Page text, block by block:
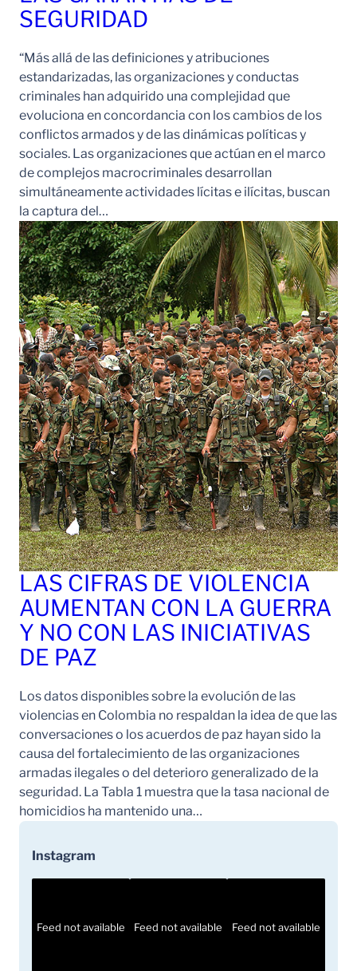
SEGURIDAD
“Más allá de las definiciones y atribuciones
estandarizadas, las organizaciones y conductas
criminales han adquirido una complejidad que
evoluciona en concordancia con los cambios de los
conflictos armados y de las dinámicas políticas y
sociales. Las organizaciones que actúan en el marco
de complejos macrocriminales desarrollan
simultáneamente actividades lícitas e ilícitas, buscan
la captura del…
LAS CIFRAS DE VIOLENCIA
AUMENTAN CON LA GUERRA
Y NO CON LAS INICIATIVAS
DE PAZ
Los datos disponibles sobre la evolución de las
violencias en Colombia no respaldan la idea de que las
conversaciones o los acuerdos de paz hayan sido la
causa del fortalecimiento de las organizaciones
armadas ilegales o del deterioro generalizado de la
seguridad. La Tabla 1 muestra que la tasa nacional de
homicidios ha mantenido una…
Instagram
Feed not available Feed not available Feed not available